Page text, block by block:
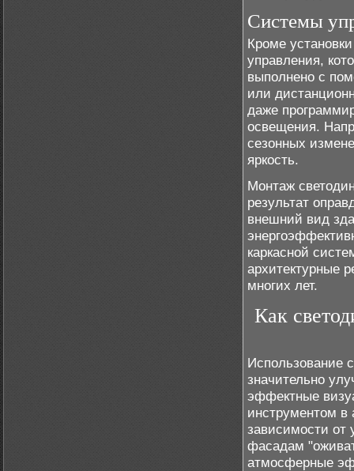
Системы
Кроме
управления,
выполнено с
или
даже
освещения.
сезонных
яркость.
Монтаж
результат
внешний вид
каркасной
архитектурные
многих лет.
Как
Использование
значительно
эффектные
инструментом в
зависимости от
фасадам
атмосферные